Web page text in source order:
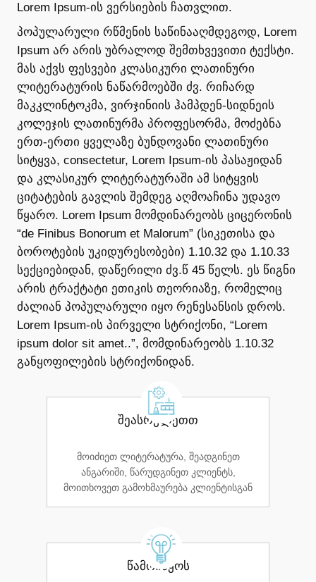
Lorem Ipsum-ის ვერსიების ჩათვლით.
პოპულარული რწმენის საწინააღმდეგოდ, Lorem
Ipsum არ არის უბრალოდ შემთხვევითი ტექსტი.
მას აქვს ფესვები კლასიკური ლათინური
ლიტერატურის ნაწარმოებში ძვ. რიჩარდ
მაკკლინტოკმა, ვირჯინიის ჰამპდენ-სიდნეის
კოლეჯის ლათინურმა პროფესორმა, მოძებნა
ერთ-ერთი ყველაზე ბუნდოვანი ლათინური
სიტყვა, consectetur, Lorem Ipsum-ის პასაჟიდან
და კლასიკურ ლიტერატურაში ამ სიტყვის
ციტატების გავლის შემდეგ აღმოაჩინა უდავო
წყარო. Lorem Ipsum მომდინარეობს ციცერონის
“de Finibus Bonorum et Malorum” (სიკეთისა და
ბოროტების უკიდურესობები) 1.10.32 და 1.10.33
სექციებიდან, დაწერილი ძვ.წ 45 წელს. ეს წიგნი
არის ტრაქტატი ეთიკის თეორიაზე, რომელიც
ძალიან პოპულარული იყო რენესანსის დროს.
Lorem Ipsum-ის პირველი სტრიქონი, “Lorem
ipsum dolor sit amet..”, მომდინარეობს 1.10.32
განყოფილების სტრიქონიდან.
შეასრულეთთ
მოიძიეთ ლიტერატურა, შეადგინეთ
ანგარიში, წარუდგინეთ კლიენტს,
მოითხოვეთ გამოხმაურება კლიენტისგან
წამოიწყოს